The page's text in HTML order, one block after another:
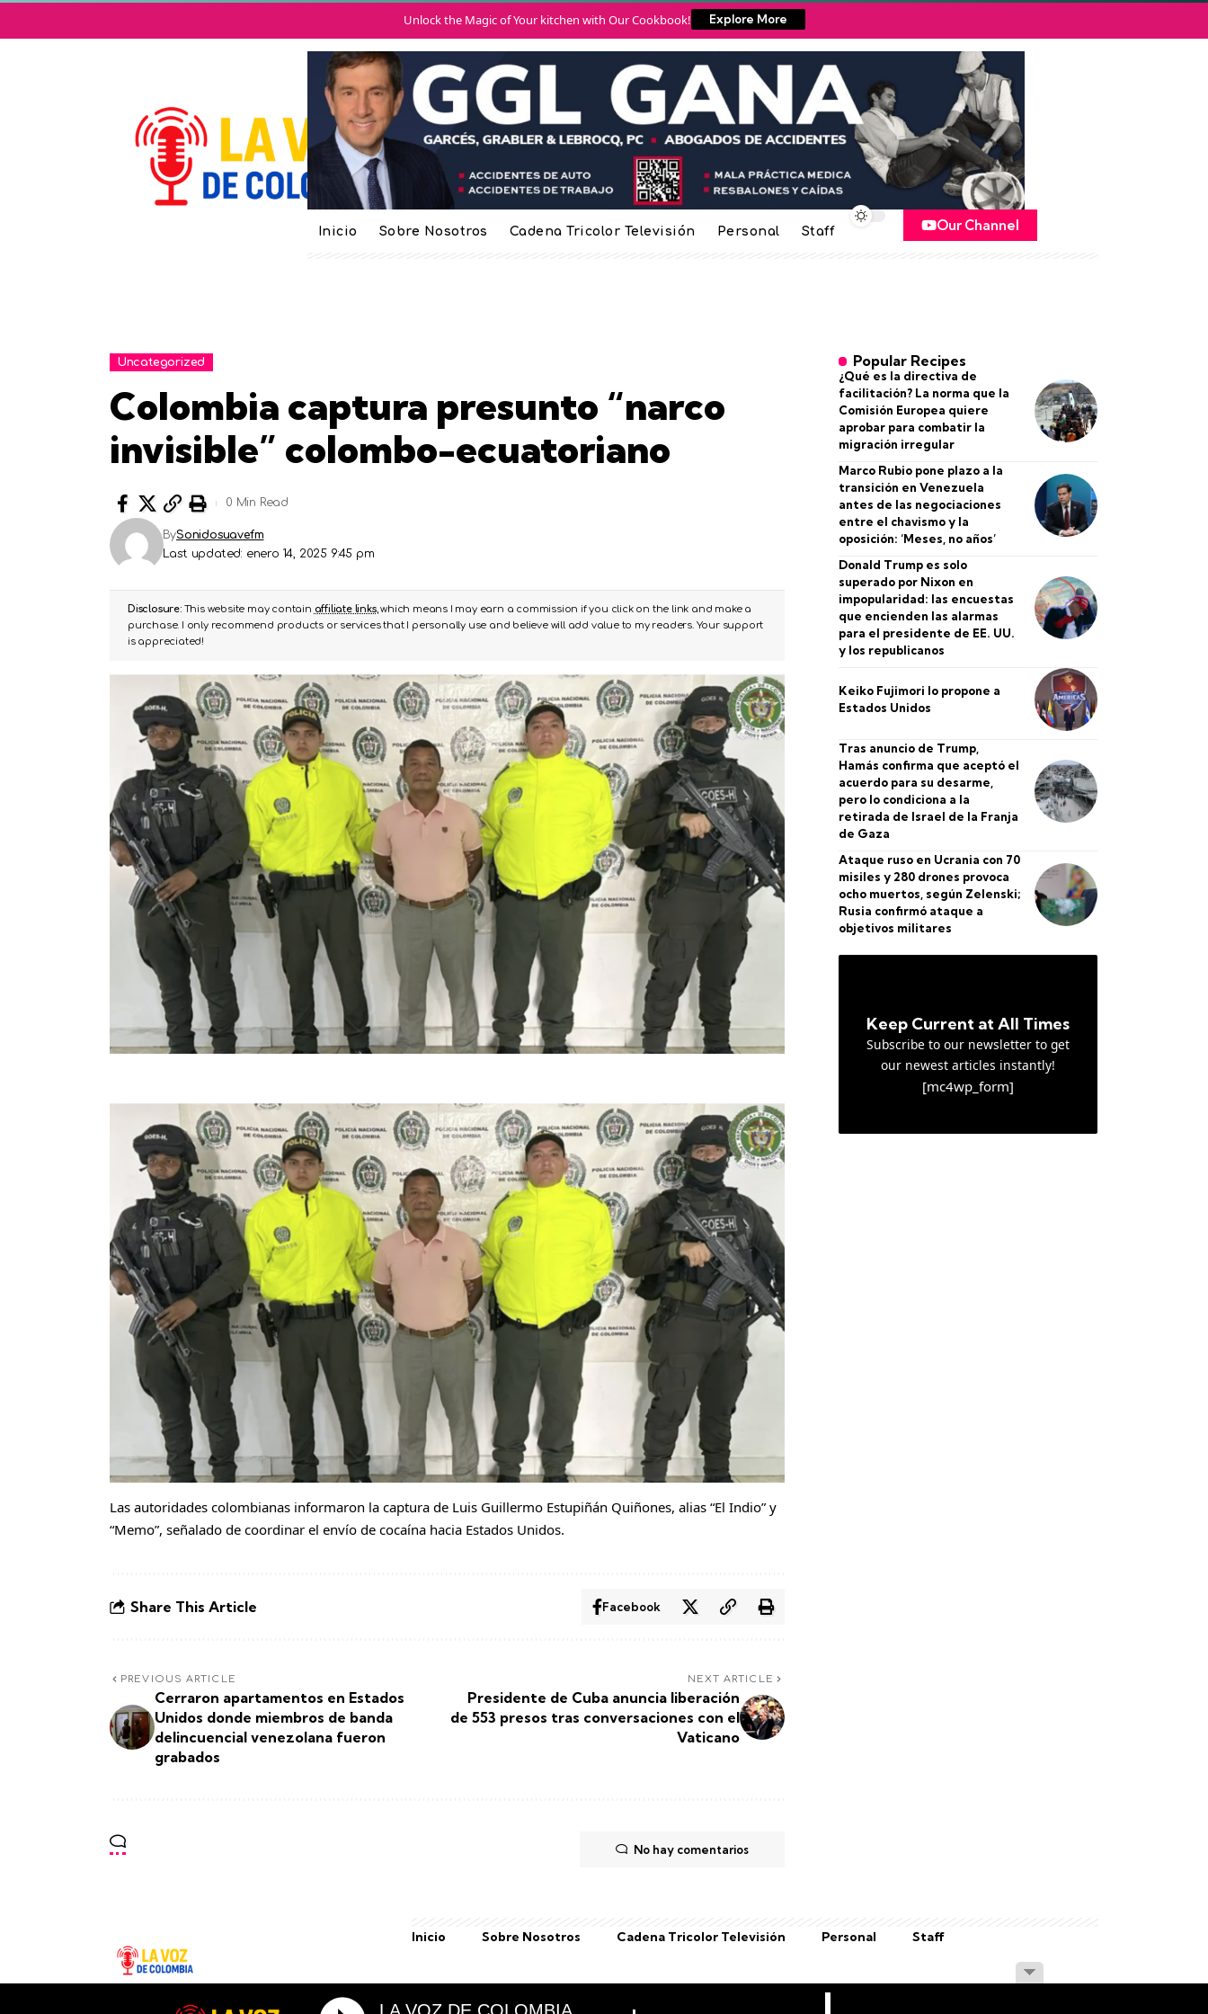
Unlock the Magic of Your kitchen with Our Cookbook! Explore More
Inicio Sobre Nosotros Cadena Tricolor Televisión Personal Staff Our Channel
Uncategorized
Colombia captura presunto “narco
invisible” colombo-ecuatoriano
Last updated: enero 14, 2025 9:45 pm
BySonidosuavefm
0 Min Read
Disclosure:This website may contain affiliate links, which means I may earn a commission if you click on the link and make a
purchase. I only recommend products or services that I personally use and believe will add value to my readers. Your support
is appreciated!
Las autoridades colombianas informaron la captura de Luis Guillermo Estupiñán Quiñones, alias “El Indio” y
“Memo”, señalado de coordinar el envío de cocaína hacia Estados Unidos.
Share This Article Facebook
PREVIOUS ARTICLE
Cerraron apartamentos en Estados
Unidos donde miembros de banda
delincuencial venezolana fueron
grabados
NEXT ARTICLE
Presidente de Cuba anuncia liberación
de 553 presos tras conversaciones con el
Vaticano
No hay comentarios
Popular Recipes
¿Qué es la directiva de
facilitación? La norma que la
Comisión Europea quiere
aprobar para combatir la
migración irregular
Marco Rubio pone plazo a la
transición en Venezuela
antes de las negociaciones
entre el chavismo y la
oposición: ‘Meses, no años’
Donald Trump es solo
superado por Nixon en
impopularidad: las encuestas
que encienden las alarmas
para el presidente de EE. UU.
y los republicanos
Keiko Fujimori lo propone a
Estados Unidos
Tras anuncio de Trump,
Hamás confirma que aceptó el
acuerdo para su desarme,
pero lo condiciona a la
retirada de Israel de la Franja
de Gaza
Ataque ruso en Ucrania con 70
misiles y 280 drones provoca
ocho muertos, según Zelenski;
Rusia confirmó ataque a
objetivos militares
Keep Current at All Times
Subscribe to our newsletter to get
our newest articles instantly!
[mc4wp_form]
Inicio Sobre Nosotros Cadena Tricolor Televisión Personal Staff